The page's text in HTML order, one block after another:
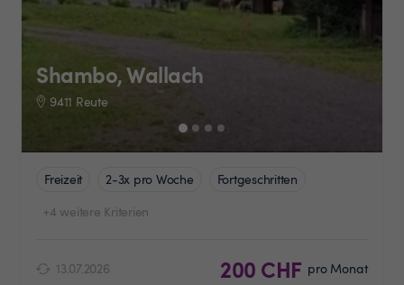
Shambo, Wallach
9411 Reute
Freizeit 2-3x pro Woche
Fortgeschritten
+4 weitere Kriterien
13.07.2026 200 CHF pro Monat